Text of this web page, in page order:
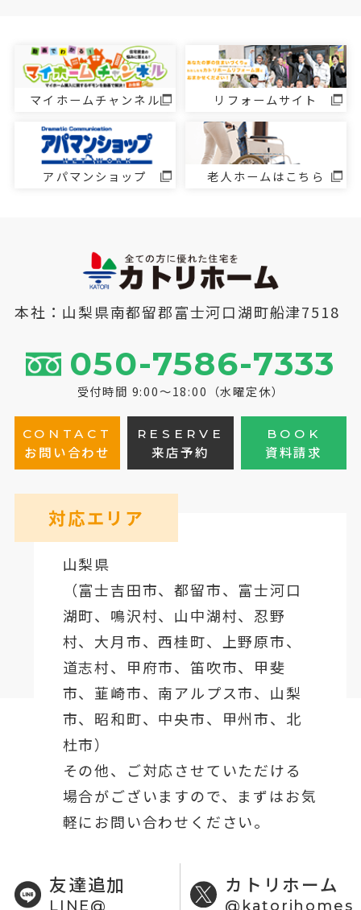
マイホームチャンネル リフォームサイト
アパマンショップ 老人ホームはこちら
本社：山梨県南都留郡富士河口湖町船津7518
050-7586-7333
受付時間 9:00～18:00（水曜定休）
CONTACT
お問い合わせ
RESERVE
来店予約
BOOK
資料請求
対応エリア
山梨県
（富士吉田市、都留市、 富士河口
湖町、鳴沢村、山中湖村、忍野
村、 大月市、西桂町、上野原市、
道志村、 甲府市、笛吹市、甲斐
市、韮崎市、南アルプス市、山梨
市、昭和町、中央市、甲州市、北
杜市）
その他、ご対応させていただける
場合がございますので、まずはお気
軽にお問い合わせください。
友達追加
LINE@
カトリホーム
@katorihomes